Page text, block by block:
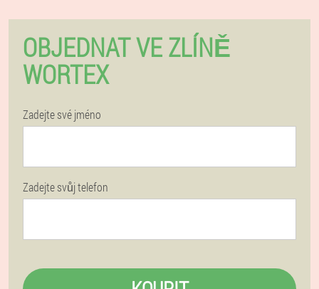
OBJEDNAT VE ZLÍNĚ
WORTEX
Zadejte své jméno
Zadejte svůj telefon